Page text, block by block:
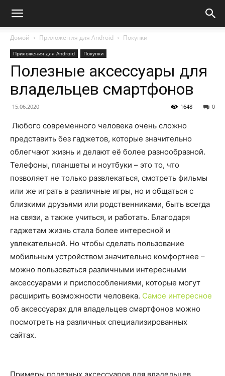
Домой Приложения для Android Покупки
Приложения для Android Покупки
Полезные аксессуары для
владельцев смартфонов
15.06.2020 0
1648
Любого современного человека очень сложно
представить без гаджетов, которые значительно
облегчают жизнь и делают её более разнообразной.
Телефоны, планшеты и ноутбуки – это то, что
позволяет не только развлекаться, смотреть фильмы
или же играть в различные игры, но и общаться с
близкими друзьями или родственниками, быть всегда
на связи, а также учиться, и работать. Благодаря
гаджетам жизнь стала более интересной и
увлекательной. Но чтобы сделать пользование
мобильным устройством значительно комфортнее –
можно пользоваться различными интересными
аксессуарами и приспособлениями, которые могут
расширить возможности человека. Самое интересное
об аксессуарах для владельцев смартфонов можно
посмотреть на различных специализированных
сайтах.